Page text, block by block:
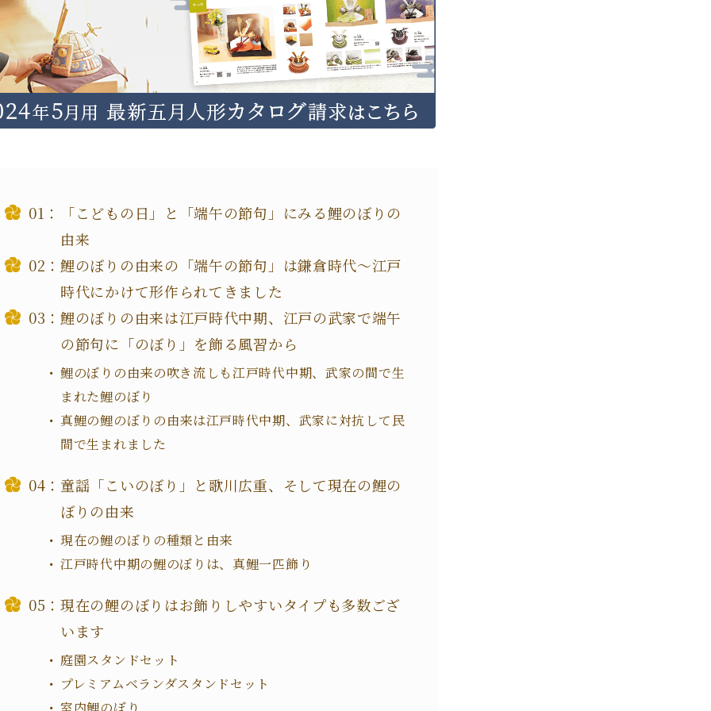
「こどもの日」と「端午の節句」にみる鯉のぼりの
由来
鯉のぼりの由来の「端午の節句」は鎌倉時代～江戸
時代にかけて形作られてきました
鯉のぼりの由来は江戸時代中期、江戸の武家で端午
の節句に「のぼり」を飾る風習から
鯉のぼりの由来の吹き流しも江戸時代中期、武家の間で生
まれた鯉のぼり
真鯉の鯉のぼりの由来は江戸時代中期、武家に対抗して民
間で生まれました
童謡「こいのぼり」と歌川広重、そして現在の鯉の
ぼりの由来
現在の鯉のぼりの種類と由来
江戸時代中期の鯉のぼりは、真鯉一匹飾り
現在の鯉のぼりはお飾りしやすいタイプも多数ござ
います
庭園スタンドセット
プレミアムベランダスタンドセット